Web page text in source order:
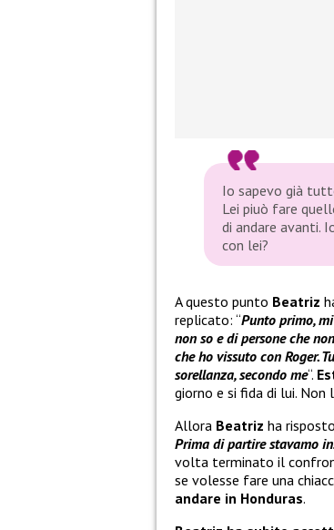
Io sapevo già
Lei piuò fare
di andare avanti.
con lei?
A questo punto Beatriz
replicato: “Punto primo,
non so e di persone che
che ho vissuto con Roger.
sorellanza, secondo me“.
giorno e si fida di lui.
Allora Beatriz ha
Prima di partire stavamo
volta terminato il
se volesse fare una
andare in Honduras.